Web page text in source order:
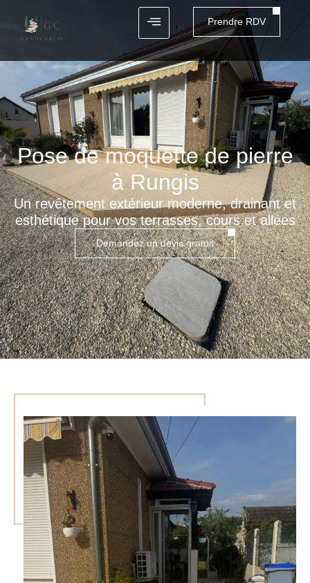
Prendre RDV
Pose de moquette de pierre
à Rungis
Un revêtement extérieur moderne, drainant et
esthétique pour vos terrasses, cours et allées
Demandez un devis gratuit